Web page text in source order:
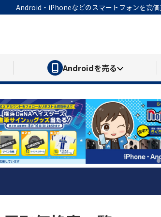
Android・iPhoneなどのスマートフォンを高
Androidを売る